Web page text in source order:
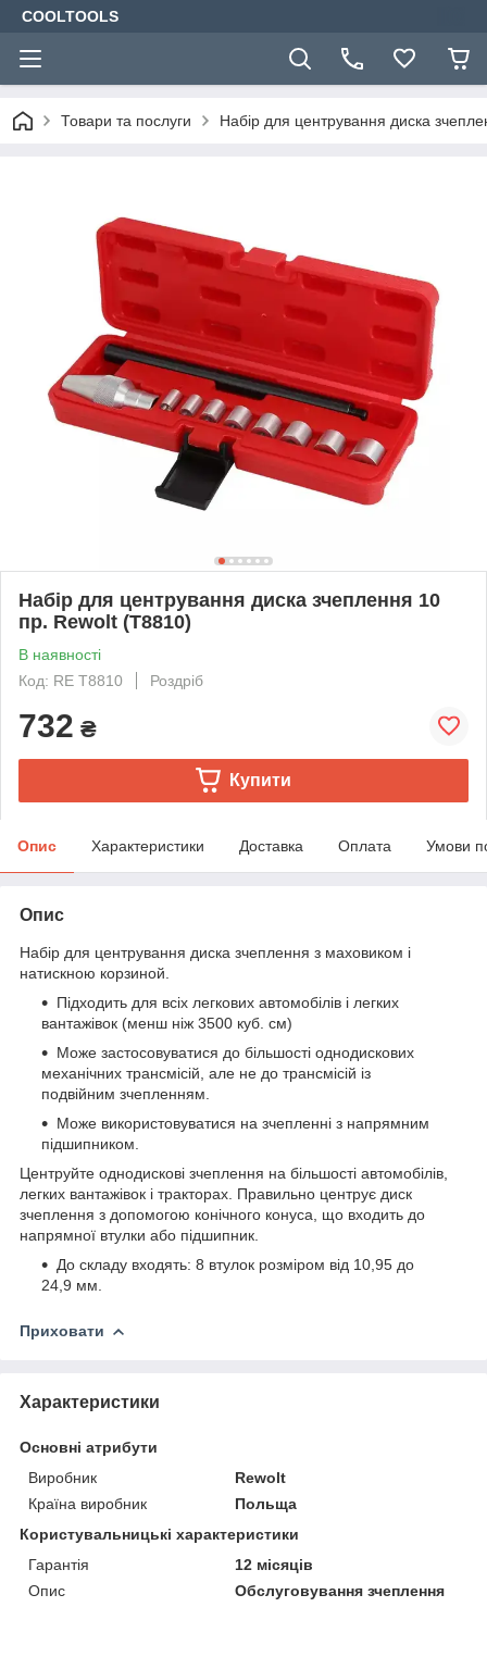
COOLTOOLS
Товари та послуги Набір для центрування диска
Набір для центрування диска зчеплення 10
пр. Rewolt (T8810)
В наявності
Код: RE T8810
Роздріб
732 ₴
Купити
Опис Характеристики Доставка Оплата Умови
Опис
Набір для центрування диска зчеплення з маховиком і
натискною корзиной.
Підходить для всіх легкових автомобілів і легких
вантажівок (менш ніж 3500 куб. см)
Може застосовуватися до більшості однодискових
механічних трансмісій, але не до трансмісій із
подвійним зчепленням.
Може використовуватися на зчепленні з напрямним
підшипником.
Центруйте однодискові зчеплення на більшості автомобілів,
легких вантажівок і тракторах. Правильно центрує диск
зчеплення з допомогою конічного конуса, що входить до
напрямної втулки або підшипник.
До складу входять: 8 втулок розміром від 10,95 до
24,9 мм.
Приховати
Характеристики
Основні атрибути
Виробник
Rewolt
Країна виробник
Польща
Користувальницькі характеристики
Гарантія
12 місяців
Опис
Обслуговування зчеплення